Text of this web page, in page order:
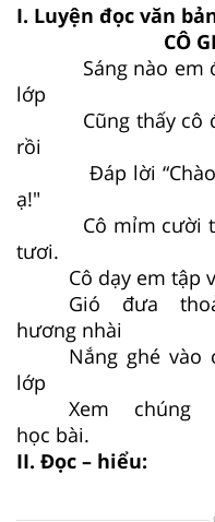
I. Luyện đọc văn
CÔ
Sáng nào em
lớp
Cũng thấy cô
rồi
Đáp lời “Chào
ạ!"
Cô mỉm cười
tươi.
Cô dạy em tập
Gió đưa
hương nhài
Nắng ghé vào
lớp
Xem chúng
học bài.
II. Đọc – hiểu: